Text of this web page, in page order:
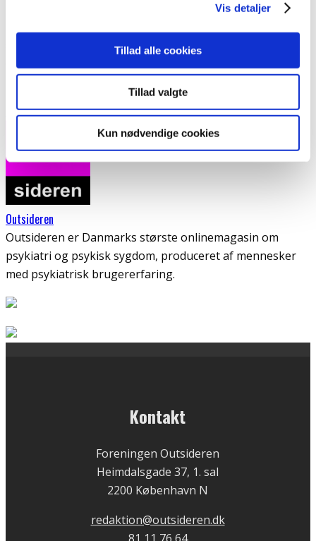
Vis detaljer
Tillad alle cookies
Tillad valgte
Kun nødvendige cookies
Denne tanke kan for mange virke fantasifuld eller
sår – et sår skabt af oplevelser med vold, uretfærdighed
og systemisk svigt, som i hans sind har taget form som
netop denne forestilling.
FacebookEmail
Outsideren
Outsideren er Danmarks største onlinemagasin om
psykiatri og psykisk sygdom, produceret af mennesker
med psykiatrisk brugererfaring.
Kontakt
Foreningen Outsideren
Heimdalsgade 37, 1. sal
2200 København N
redaktion@outsideren.dk